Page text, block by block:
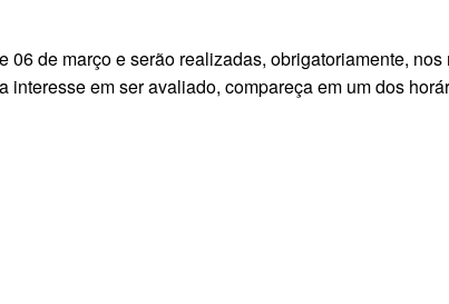
de março e serão realizadas, obrigatoriamente,
em ser avaliado, compareça em um dos